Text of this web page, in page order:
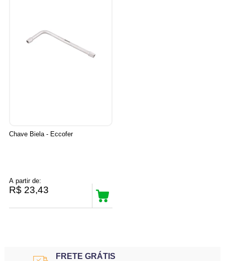
Chave Biela - Eccofer
A partir de:
R$ 23,43
FRETE GRÁTIS